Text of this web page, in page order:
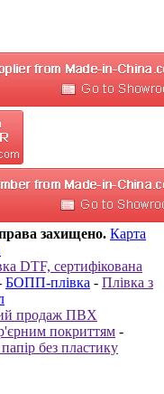
захищено. Карта
DTF, сертифікована
БОПП-плівка - Плівка з
продаж ПВХ
покриттям -
без пластику